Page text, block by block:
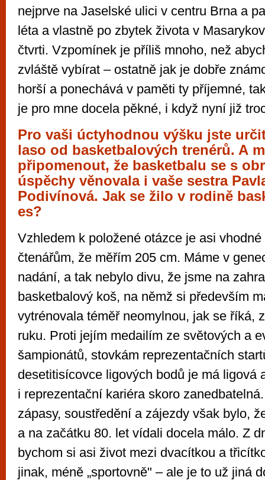
nejprve na Jaselské ulici v centru Brna a
léta a vlastně po zbytek života v
čtvrti. Vzpomínek je příliš mnoho, než
zvláště vybírat – ostatně jak je dobře
horší a ponechává v paměti ty příjemné,
je pro mne docela pěkné, i když nyní již
Pro vaši úctyhodnou výšku jste
laso od basketbalových trenérů. A
připomenout, že basketbalu se s
úspěchy věnovala i vaše sestra
Podivínová. Jak se žilo v rodině
es?
Vzhledem k položené otázce je asi
čtenářům, že měřím 205 cm. Máme v
nadání, a tak nebylo divu, že jsme na
basketbalový koš, na němž si především
vytrénovala téměř neomylnou, jak se říká,
ruku. Proti jejím medailím ze světových a
šampionátů, stovkám reprezentačních
desetitisícovce ligových bodů je má ligová
i reprezentační kariéra skoro
zápasy, soustředění a zájezdy však bylo,
a na začátku 80. let vídali docela málo. Z
bychom si asi život mezi dvacítkou a
jinak, méně „sportovně" – ale je to už jiná